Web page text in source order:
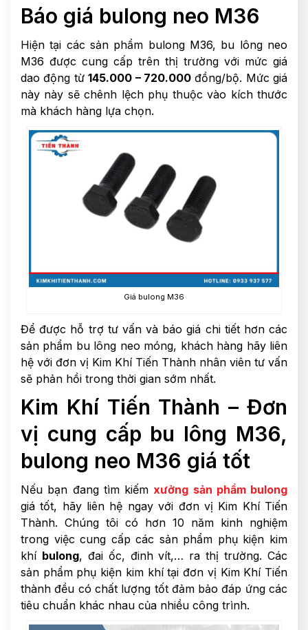
Báo giá bulong neo M36
Hiện tại các sản phẩm bulong M36, bu lông neo
M36 được cung cấp trên thị trường với mức giá
dao động từ145.000 – 720.000đồng/bộ. Mức giá
này này sẽ chênh lệch phụ thuộc vào kích thước
mà khách hàng lựa chọn.
Giá bulong M36
Để được hỗ trợ tư vấn và báo giá chi tiết hơn các
sản phẩm bu lông neo móng, khách hàng hãy liên
hệ với đơn vị Kim Khí Tiến Thành nhân viên tư vấn
sẽ phản hồi trong thời gian sớm nhất.
Kim Khí Tiến Thành – Đơn
vị cung cấp bu lông M36,
bulong neo M36 giá tốt
Nếu bạn đang tìm kiếmxưởng sản phẩm bulong
giá tốt, hãy liên hệ ngay với đơn vị Kim Khí Tiến
Thành. Chúng tôi có hơn 10 năm kinh nghiệm
trong việc cung cấp các sản phẩm phụ kiện kim
khí bulong, đai ốc, đinh vít,… ra thị trường. Các
sản phẩm phụ kiện kim khí tại đơn vị Kim Khí Tiến
thành đều có chất lượng tốt đảm bảo đáp ứng các
tiêu chuẩn khác nhau của nhiều công trình.